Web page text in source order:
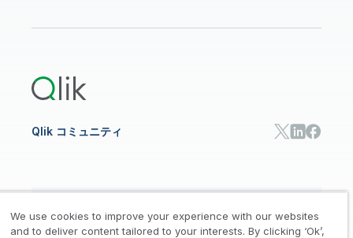
Qlik コミュニティ
We use cookies to improve your experience with our websites
and to deliver content tailored to your interests. By clicking ‘Ok’,